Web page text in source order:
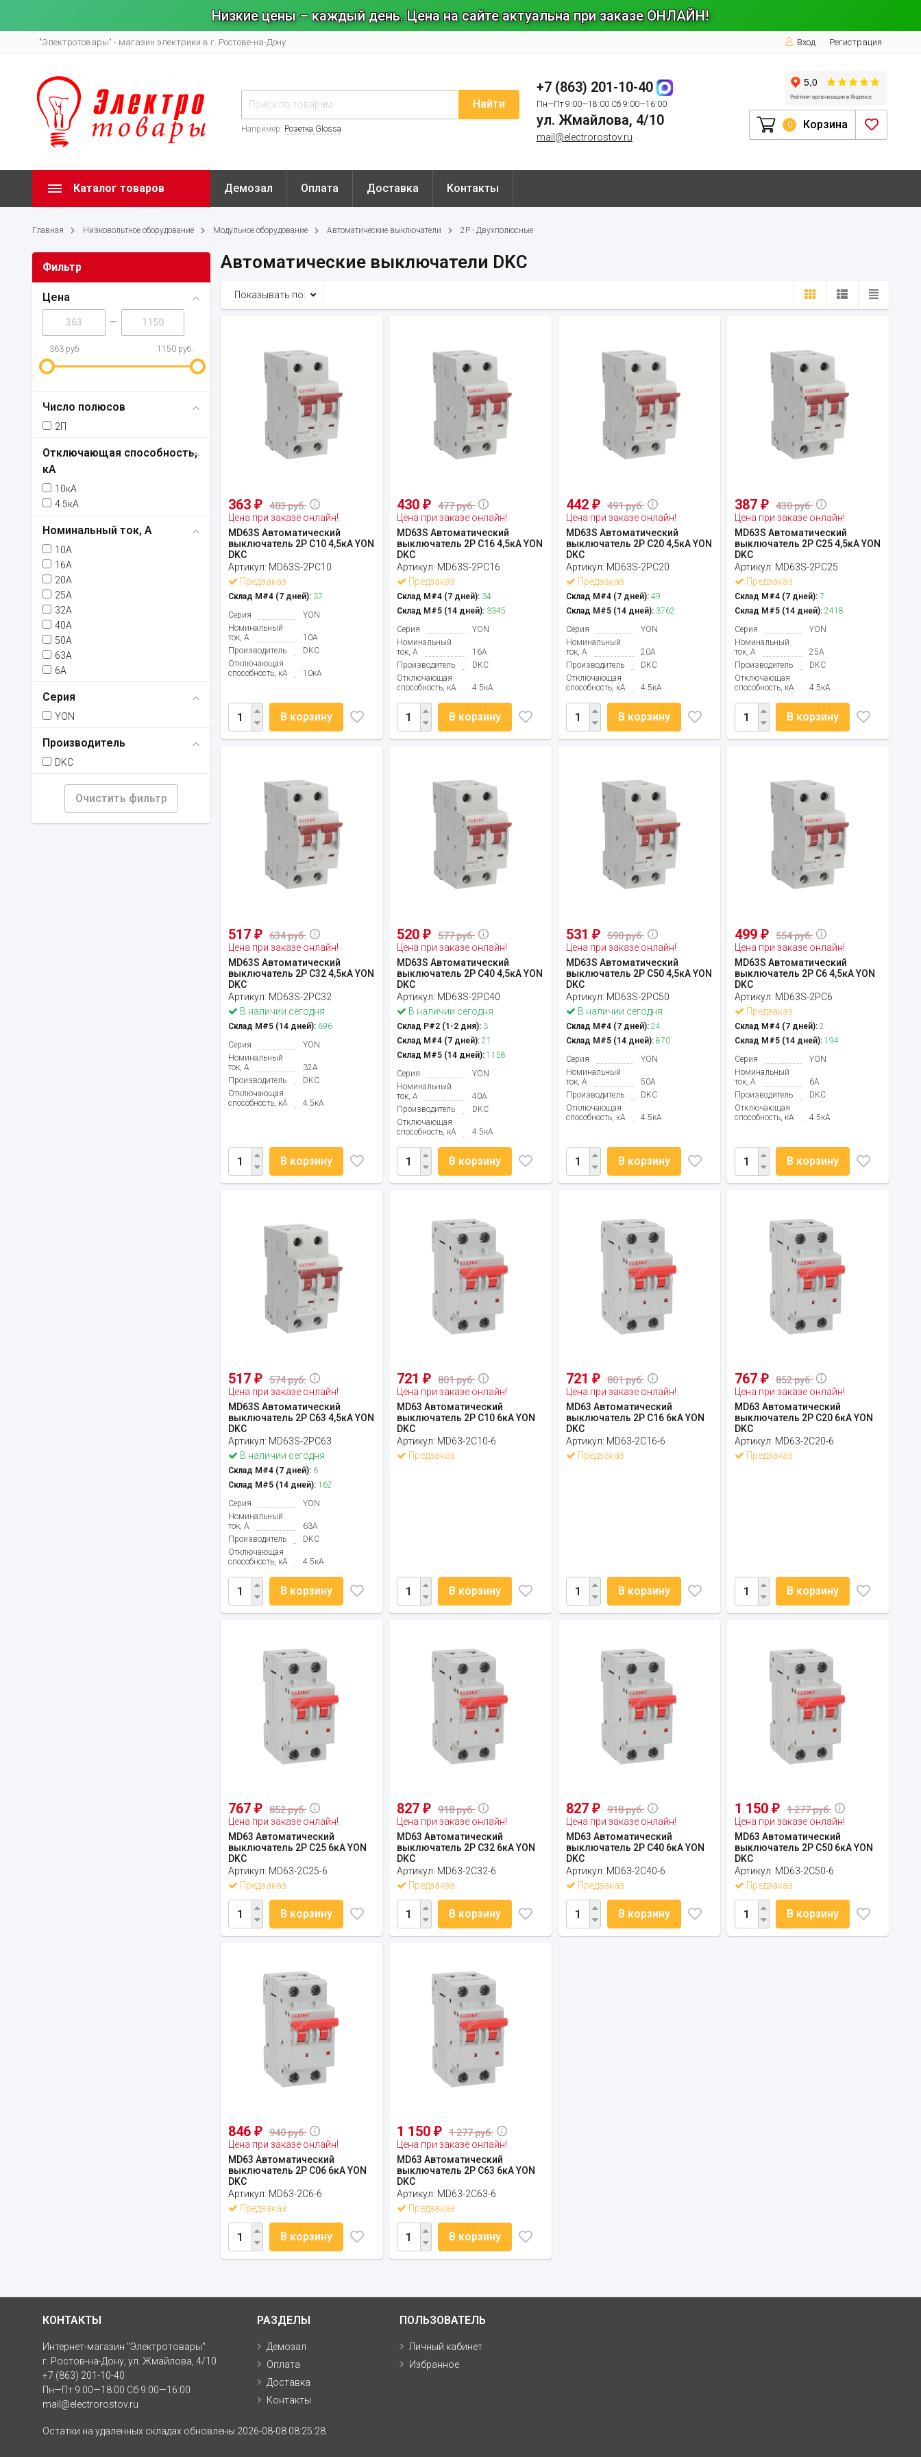
Низкие цены – каждый день. Цена на сайте актуальна при заказе ОНЛАЙН!
"Электротовары" - магазин электрики в г. Ростове-на-Дону. Вход Регистрация
Найти
Например: Розетка Glossa
+7 (863) 201-10-40
Пн—Пт 9:00—18:00 Сб 9:00—16:00
ул. Жмайлова, 4/10
mail@electrorostov.ru
0 Корзина
Каталог товаров Демозал Оплата Доставка Контакты
Главная Низковольтное оборудование Модульное оборудование Автоматические выключатели 2P - Двухполюсные
Фильтр
Цена
—
363 руб. 1150 руб.
Число полюсов
2П
Отключающая способность,
кА
10кА
4.5кА
Номинальный ток, А
10А
16А
20А
25А
32А
40А
50А
63А
6А
Серия
YON
Производитель
DKC
Очистить фильтр
Автоматические выключатели DKC
Показывать по:
363 ₽
403 руб.
Цена при заказе онлайн!
MD63S Автоматический
выключатель 2P C10 4,5кА YON
DKC
Артикул: MD63S-2PC10
Предзаказ
Склад М#4 (7 дней): 37
Серия
YON
Номинальный
ток, А
10А
Производитель
DKC
Отключающая
способность, кА
10кА
В корзину
430₽
477 руб.
Цена при заказе онлайн!
MD63S Автоматический
выключатель 2P C16 4,5кА YON
DKC
Артикул: MD63S-2PC16
Предзаказ
Склад М#4 (7 дней): 34
Склад М#5 (14 дней): 3345
Серия
YON
Номинальный
ток, А
16А
Производитель
DKC
Отключающая
способность, кА
4.5кА
В корзину
442 ₽
491 руб.
Цена при заказе онлайн!
MD63S Автоматический
выключатель 2P C20 4,5кА YON
DKC
Артикул: MD63S-2PC20
Предзаказ
Склад М#4 (7 дней): 49
Склад М#5 (14 дней): 3762
Серия
YON
Номинальный
ток, А
20А
Производитель
DKC
Отключающая
способность, кА
4.5кА
В корзину
387 ₽
430 руб.
Цена при заказе онлайн!
MD63S Автоматический
выключатель 2P C25 4,5кА YON
DKC
Артикул: MD63S-2PC25
Предзаказ
Склад М#4 (7 дней): 7
Склад М#5 (14 дней): 2418
Серия
YON
Номинальный
ток, А
25А
Производитель
DKC
Отключающая
способность, кА
4.5кА
В корзину
517 ₽
634 руб.
Цена при заказе онлайн!
MD63S Автоматический
выключатель 2P C32 4,5кА YON
DKC
Артикул: MD63S-2PC32
В наличии сегодня
Склад М#5 (14 дней): 696
Серия
YON
Номинальный
ток, А
32А
Производитель
DKC
Отключающая
способность, кА
4.5кА
В корзину
520₽
577 руб.
Цена при заказе онлайн!
MD63S Автоматический
выключатель 2P C40 4,5кА YON
DKC
Артикул: MD63S-2PC40
В наличии сегодня
Склад Р#2 (1-2 дня): 3
Склад М#4 (7 дней): 21
Склад М#5 (14 дней): 1158
Серия
YON
Номинальный
ток, А
40А
Производитель
DKC
Отключающая
способность, кА
4.5кА
В корзину
531 ₽
590 руб.
Цена при заказе онлайн!
MD63S Автоматический
выключатель 2P C50 4,5кА YON
DKC
Артикул: MD63S-2PC50
В наличии сегодня
Склад М#4 (7 дней): 24
Склад М#5 (14 дней): 870
Серия
YON
Номинальный
ток, А
50А
Производитель
DKC
Отключающая
способность, кА
4.5кА
В корзину
499 ₽
554 руб.
Цена при заказе онлайн!
MD63S Автоматический
выключатель 2P C6 4,5кА YON
DKC
Артикул: MD63S-2PC6
Предзаказ
Склад М#4 (7 дней): 2
Склад М#5 (14 дней): 194
Серия
YON
Номинальный
ток, А
6А
Производитель
DKC
Отключающая
способность, кА
4.5кА
В корзину
517 ₽
574 руб.
Цена при заказе онлайн!
MD63S Автоматический
выключатель 2P C63 4,5кА YON
DKC
Артикул: MD63S-2PC63
В наличии сегодня
Склад М#4 (7 дней): 6
Склад М#5 (14 дней): 162
Серия
YON
Номинальный
ток, А
63А
Производитель
DKC
Отключающая
способность, кА
4.5кА
В корзину
721₽
801 руб.
Цена при заказе онлайн!
MD63 Автоматический
выключатель 2P C10 6кА YON
DKC
Артикул: MD63-2C10-6
Предзаказ
В корзину
721 ₽
801 руб.
Цена при заказе онлайн!
MD63 Автоматический
выключатель 2P C16 6кА YON
DKC
Артикул: MD63-2C16-6
Предзаказ
В корзину
767 ₽
852 руб.
Цена при заказе онлайн!
MD63 Автоматический
выключатель 2P C20 6кА YON
DKC
Артикул: MD63-2C20-6
Предзаказ
В корзину
767 ₽
852 руб.
Цена при заказе онлайн!
MD63 Автоматический
выключатель 2P C25 6кА YON
DKC
Артикул: MD63-2C25-6
Предзаказ
В корзину
827₽
918 руб.
Цена при заказе онлайн!
MD63 Автоматический
выключатель 2P C32 6кА YON
DKC
Артикул: MD63-2C32-6
Предзаказ
В корзину
827 ₽
918 руб.
Цена при заказе онлайн!
MD63 Автоматический
выключатель 2P C40 6кА YON
DKC
Артикул: MD63-2C40-6
Предзаказ
В корзину
1 150 ₽
1 277 руб.
Цена при заказе онлайн!
MD63 Автоматический
выключатель 2P C50 6кА YON
DKC
Артикул: MD63-2C50-6
Предзаказ
В корзину
846 ₽
940 руб.
Цена при заказе онлайн!
MD63 Автоматический
выключатель 2P C06 6кА YON
DKC
Артикул: MD63-2C6-6
Предзаказ
В корзину
1 150₽
1 277 руб.
Цена при заказе онлайн!
MD63 Автоматический
выключатель 2P C63 6кА YON
DKC
Артикул: MD63-2C63-6
Предзаказ
В корзину
КОНТАКТЫ
Интернет-магазин "Электротовары"
г. Ростов-на-Дону, ул. Жмайлова, 4/10
+7 (863) 201-10-40
Пн—Пт 9:00—18:00 Сб 9:00—16:00
mail@electrorostov.ru
РАЗДЕЛЫ
Демозал
Оплата
Доставка
Контакты
ПОЛЬЗОВАТЕЛЬ
Личный кабинет
Избранное
Остатки на удаленных складах обновлены 2026-08-08 08:25:28.